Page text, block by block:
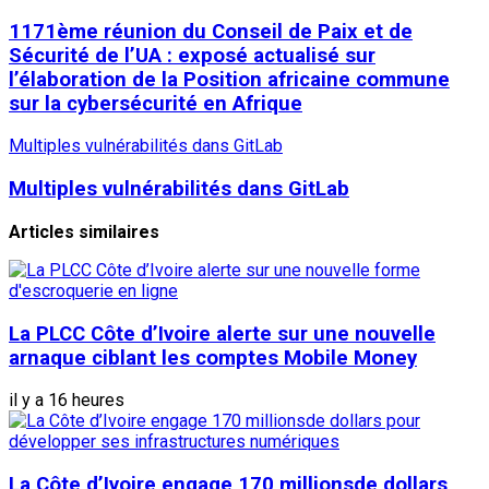
1171ème réunion du Conseil de Paix et de
Sécurité de l’UA : exposé actualisé sur
l’élaboration de la Position africaine commune
sur la cybersécurité en Afrique
Multiples vulnérabilités dans GitLab
Multiples vulnérabilités dans GitLab
Articles similaires
La PLCC Côte d’Ivoire alerte sur une nouvelle
arnaque ciblant les comptes Mobile Money
il y a 16 heures